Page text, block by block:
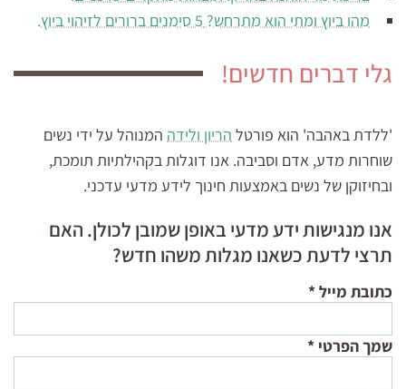
מהו ביוץ ומתי הוא מתרחש? 5 סימנים ברורים לזיהוי ביוץ.
גלי דברים חדשים!
'ללדת באהבה' הוא פורטל הריון ולידה המנוהל על ידי נשים
שוחרות מדע, אדם וסביבה. אנו דוגלות בקהילתיות תומכת,
ובחיזוקן של נשים באמצעות חינוך לידע מדעי עדכני.
אנו מנגישות ידע מדעי באופן שמובן לכולן. האם
תרצי לדעת כשאנו מגלות משהו חדש?
כתובת מייל*
שמך הפרטי *